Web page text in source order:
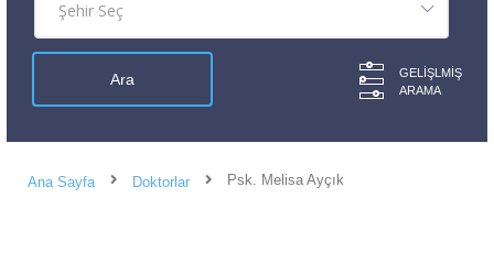
GELIŞLMIŞ
ARAMA
Ana Sayfa Doktorlar Psk. Melisa Ayçık